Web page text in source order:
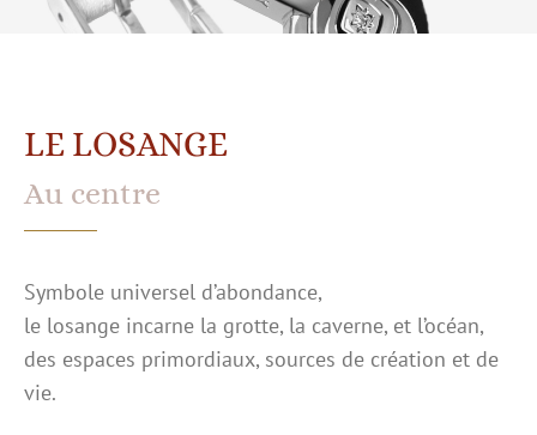
LE LOSANGE
Au centre
Symbole universel d’abondance,
le losange incarne la grotte, la caverne, et l’océan,
des espaces primordiaux, sources de création et de
vie.